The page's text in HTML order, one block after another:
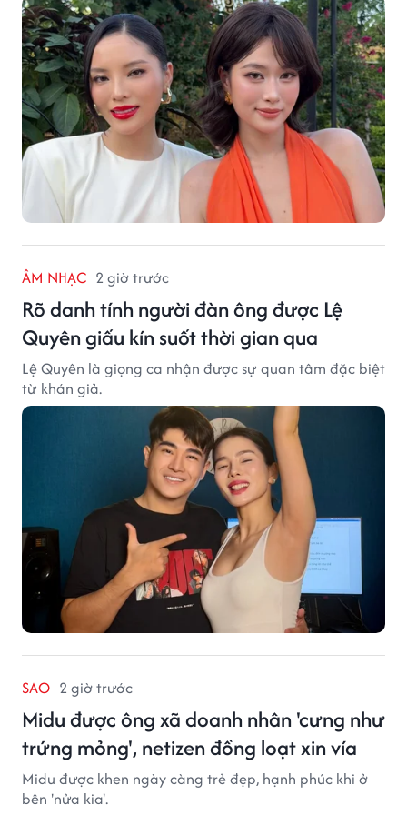
ÂM NHẠC 2 giờ trước
Rõ danh tính người đàn ông được Lệ
Quyên giấu kín suốt thời gian qua
Lệ Quyên là giọng ca nhận được sự quan tâm đặc biệt
từ khán giả.
SAO 2 giờ trước
Midu được ông xã doanh nhân 'cưng như
trứng mỏng', netizen đồng loạt xin vía
Midu được khen ngày càng trẻ đẹp, hạnh phúc khi ở
bên 'nửa kia'.